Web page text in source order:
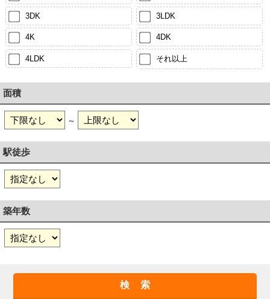
3DK 3LDK
4K 4DK
4LDK それ以上
面積
～
駅徒歩
築年数